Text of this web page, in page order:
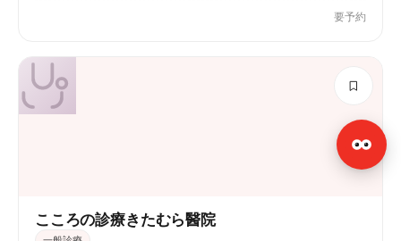
要予約
こころの診療きたむら醫院